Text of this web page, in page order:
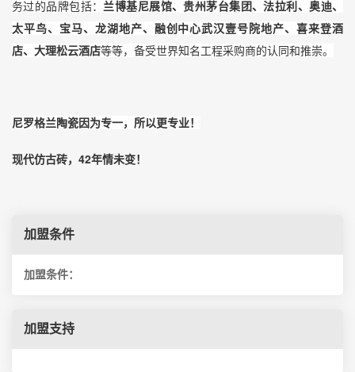
务过的品牌包括：兰博基尼展馆、贵州茅台集团、法拉利、奥迪、
太平鸟、宝马、龙湖地产、融创中心武汉壹号院地产、喜来登酒
店、大理松云酒店等等，备受世界知名工程采购商的认同和推崇。
尼罗格兰陶瓷因为专一，所以更专业！
现代仿古砖， 42年情未变！
加盟条件
加盟条件：
加盟支持